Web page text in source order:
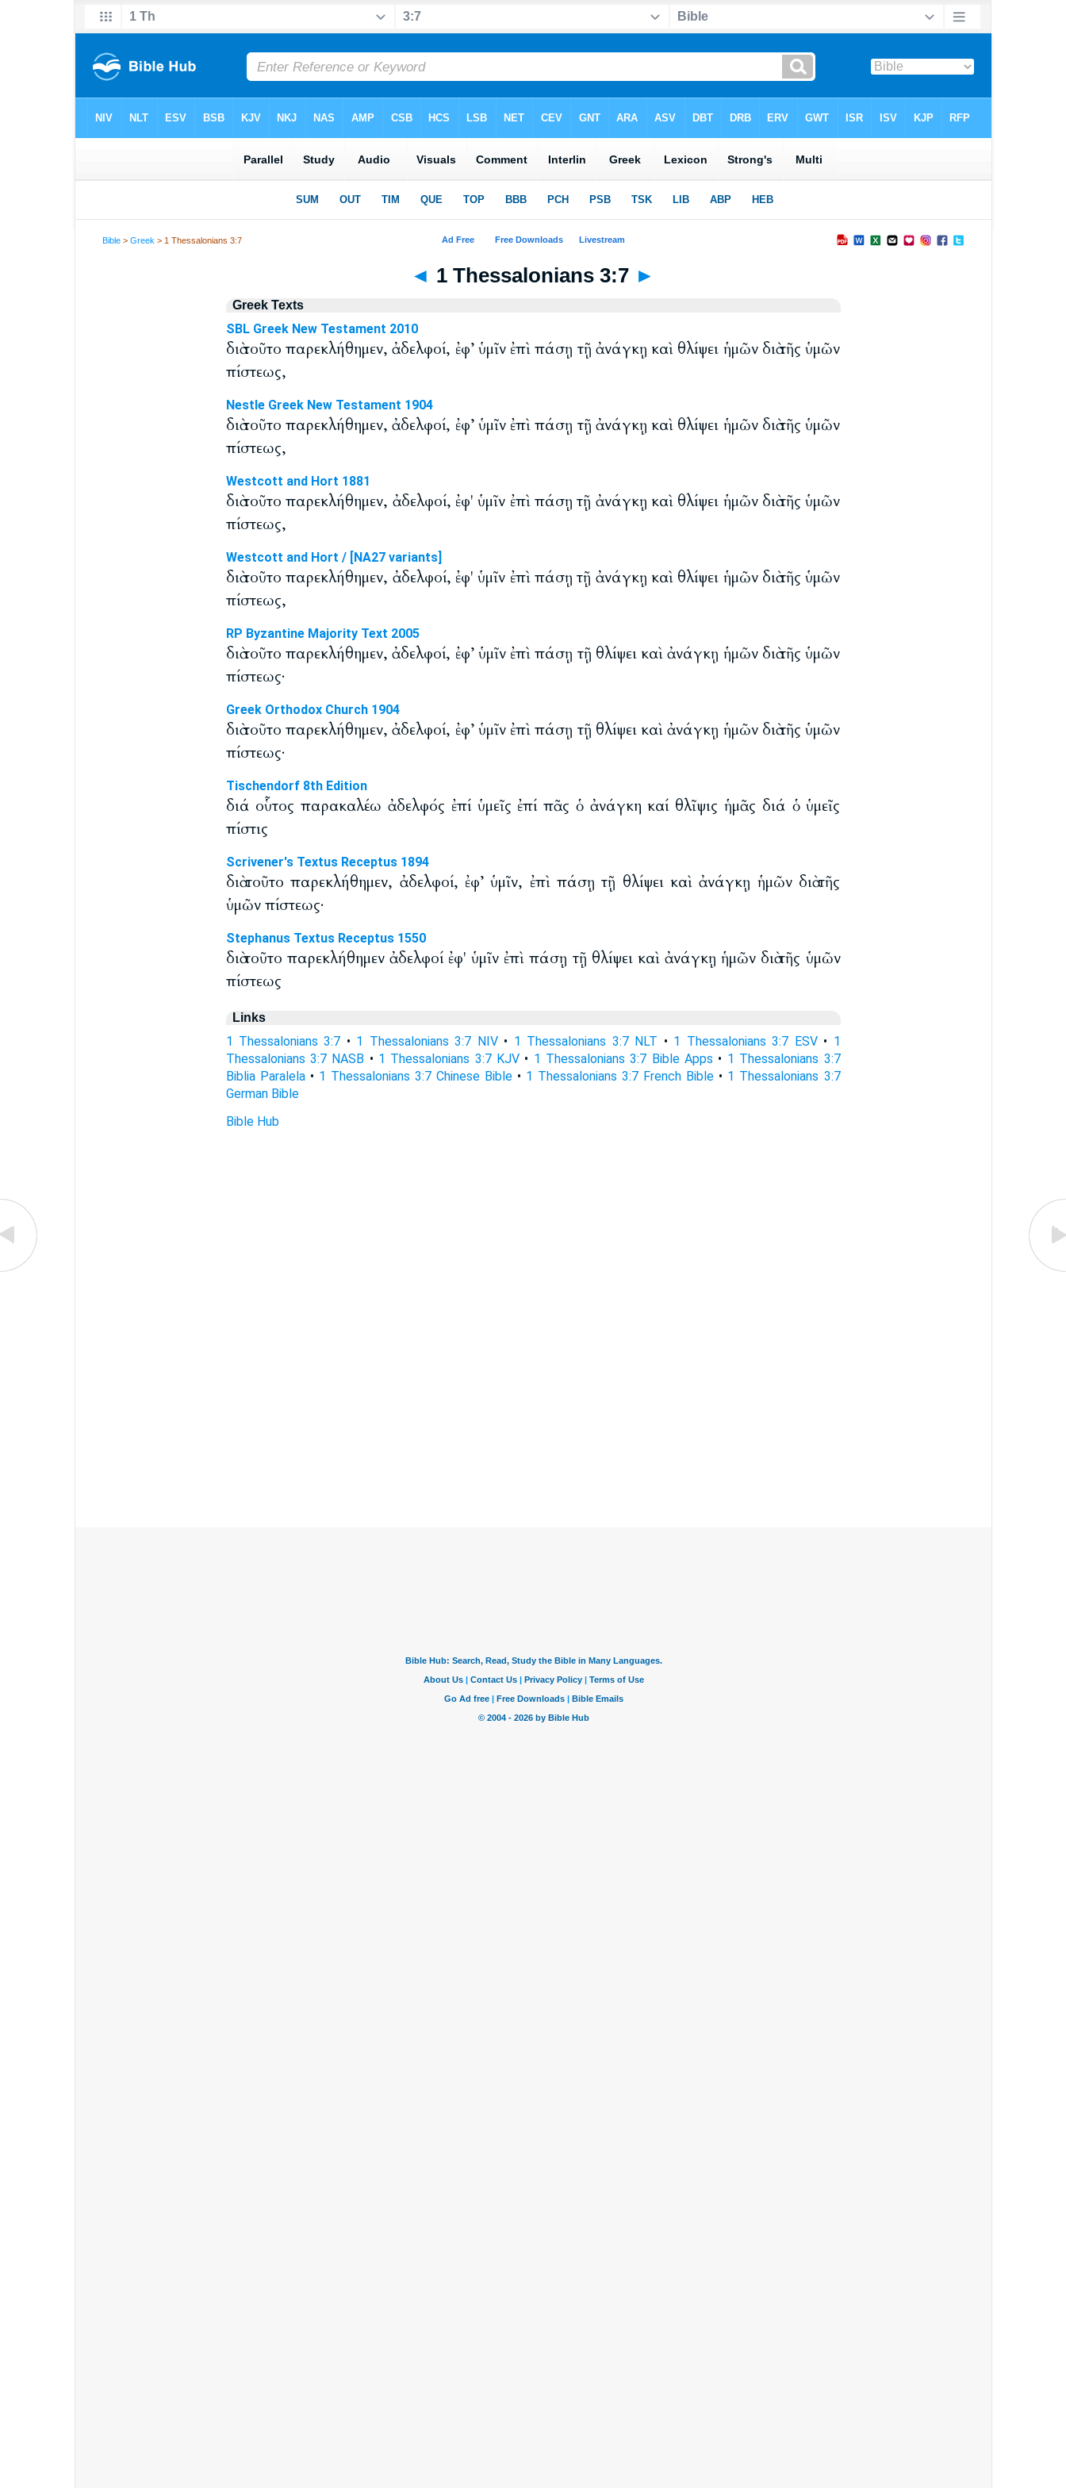
Bible >Greek > 1 Thessalonians 3:7
◄ 1 Thessalonians 3:7 ►
Greek Texts
SBL Greek New Testament 2010
διὰ τοῦτο παρεκλήθημεν, ἀδελφοί, ἐφ’ ὑμῖν ἐπὶ πάσῃ τῇ ἀνάγκῃ καὶ θλίψει ἡμῶν διὰ τῆς ὑμῶν
πίστεως,
Nestle Greek New Testament 1904
διὰ τοῦτο παρεκλήθημεν, ἀδελφοί, ἐφ’ ὑμῖν ἐπὶ πάσῃ τῇ ἀνάγκῃ καὶ θλίψει ἡμῶν διὰ τῆς ὑμῶν
πίστεως,
Westcott and Hort 1881
διὰ τοῦτο παρεκλήθημεν, ἀδελφοί, ἐφ' ὑμῖν ἐπὶ πάσῃ τῇ ἀνάγκῃ καὶ θλίψει ἡμῶν διὰ τῆς ὑμῶν
πίστεως,
Westcott and Hort / [NA27 variants]
διὰ τοῦτο παρεκλήθημεν, ἀδελφοί, ἐφ' ὑμῖν ἐπὶ πάσῃ τῇ ἀνάγκῃ καὶ θλίψει ἡμῶν διὰ τῆς ὑμῶν
πίστεως,
RP Byzantine Majority Text 2005
διὰ τοῦτο παρεκλήθημεν, ἀδελφοί, ἐφ’ ὑμῖν ἐπὶ πάσῃ τῇ θλίψει καὶ ἀνάγκῃ ἡμῶν διὰ τῆς ὑμῶν
πίστεως·
Greek Orthodox Church 1904
διὰ τοῦτο παρεκλήθημεν, ἀδελφοί, ἐφ’ ὑμῖν ἐπὶ πάσῃ τῇ θλίψει καὶ ἀνάγκῃ ἡμῶν διὰ τῆς ὑμῶν
πίστεως·
Tischendorf 8th Edition
διά οὗτος παρακαλέω ἀδελφός ἐπί ὑμεῖς ἐπί πᾶς ὁ ἀνάγκη καί θλῖψις ἡμᾶς διά ὁ ὑμεῖς
πίστις
Scrivener's Textus Receptus 1894
διὰ τοῦτο παρεκλήθημεν, ἀδελφοί, ἐφ’ ὑμῖν, ἐπὶ πάσῃ τῇ θλίψει καὶ ἀνάγκῃ ἡμῶν διὰ τῆς
ὑμῶν πίστεως·
Stephanus Textus Receptus 1550
διὰ τοῦτο παρεκλήθημεν ἀδελφοί ἐφ' ὑμῖν ἐπὶ πάσῃ τῇ θλίψει καὶ ἀνάγκῃ ἡμῶν διὰ τῆς ὑμῶν
πίστεως
Links
1 Thessalonians 3:7 • 1 Thessalonians 3:7 NIV• 1 Thessalonians 3:7 NLT • 1 Thessalonians 3:7 ESV• 1
Thessalonians 3:7 NASB • 1 Thessalonians 3:7 KJV • 1 Thessalonians 3:7 Bible Apps • 1 Thessalonians 3:7
Biblia Paralela• 1 Thessalonians 3:7 Chinese Bible• 1 Thessalonians 3:7 French Bible • 1 Thessalonians 3:7
German Bible
Bible Hub